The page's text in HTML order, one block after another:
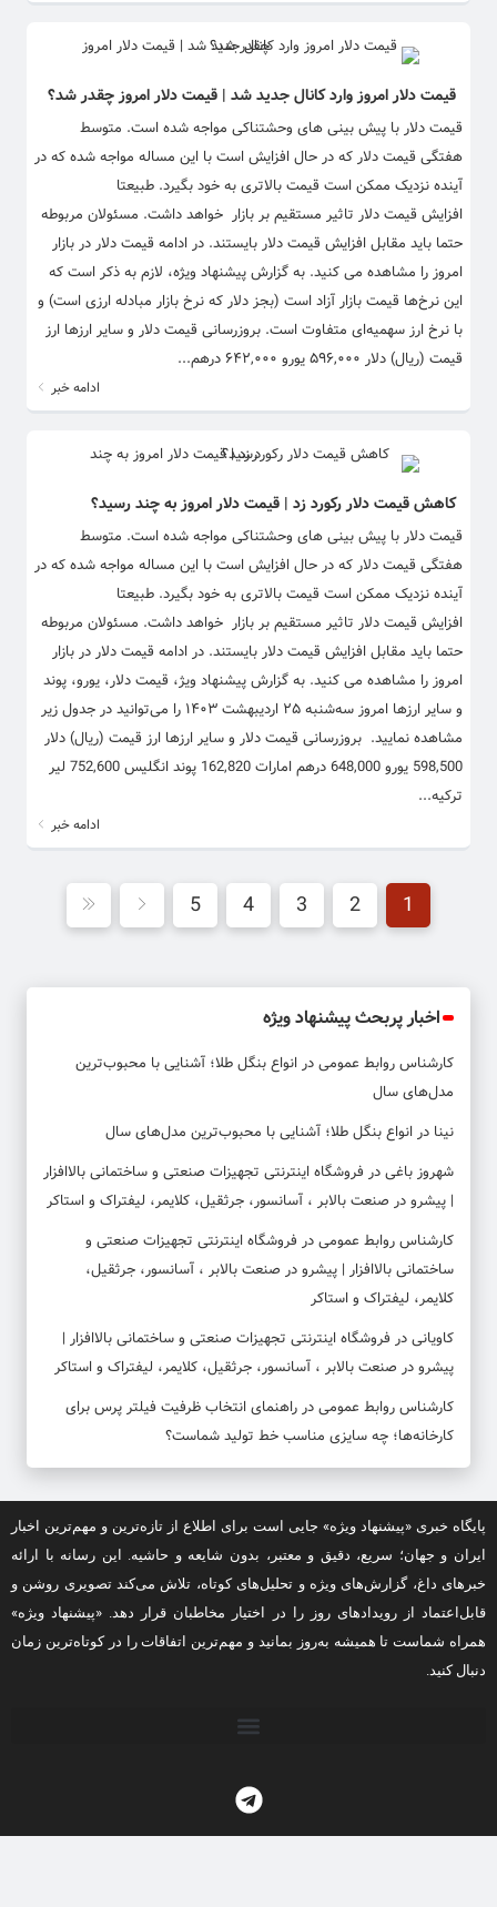
قیمت دلار امروز وارد کانال جدید شد | قیمت دلار امروز چقدر شد؟
قیمت دلار با پیش بینی های وحشتناکی مواجه شده است. متوسط
هفتگی قیمت دلار که در حال افزایش است با این مساله مواجه شده که در
آینده نزدیک ممکن است قیمت بالاتری به خود بگیرد. طبیعتا
افزایش قیمت دلار تاثیر مستقیم بر بازار خواهد داشت. مسئولان مربوطه
حتما باید مقابل افزایش قیمت دلار بایستند. در ادامه قیمت دلار در بازار
امروز را مشاهده می کنید. به گزارش پیشنهاد ویژه، لازم به ذکر است که
این نرخ‌ها قیمت بازار آزاد است (بجز دلار که نرخ بازار مبادله ارزی است) و
با نرخ ارز سهمیه‌ای متفاوت است. بروزرسانی قیمت دلار و سایر ارزها ارز
قیمت (ریال) دلار ۵۹۶,۰۰۰ یورو ۶۴۲,۰۰۰ درهم...
ادامه خبر
کاهش قیمت دلار رکورد زد | قیمت دلار امروز به چند رسید؟
قیمت دلار با پیش بینی های وحشتناکی مواجه شده است. متوسط
هفتگی قیمت دلار که در حال افزایش است با این مساله مواجه شده که در
آینده نزدیک ممکن است قیمت بالاتری به خود بگیرد. طبیعتا
افزایش قیمت دلار تاثیر مستقیم بر بازار خواهد داشت. مسئولان مربوطه
حتما باید مقابل افزایش قیمت دلار بایستند. در ادامه قیمت دلار در بازار
امروز را مشاهده می کنید. به گزارش پیشنهاد ویژ، قیمت دلار، یورو، پوند
و سایر ارز‌ها امروز سه‌شنبه ۲۵ اردیبهشت ۱۴۰۳ را می‌توانید در جدول زیر
مشاهده نمایید. بروزرسانی قیمت دلار و سایر ارزها ارز قیمت (ریال) دلار
598,500 یورو 648,000 درهم امارات 162,820 پوند انگلیس 752,600 لیر
ترکیه...
ادامه خبر
1
2
3
4
5
اخبار پربحث پیشنهاد ویژه
کارشناس روابط عمومیدر انواع بنگل طلا؛ آشنایی با محبوب‌ترین
مدل‌های سال
نینا در انواع بنگل طلا؛ آشنایی با محبوب‌ترین مدل‌های سال
شهروز باغیدر فروشگاه اینترنتی تجهیزات صنعتی و ساختمانی بالاافزار
| پیشرو در صنعت بالابر ، آسانسور، جرثقیل، کلایمر، لیفتراک و استاکر
کارشناس روابط عمومیدر فروشگاه اینترنتی تجهیزات صنعتی و
ساختمانی بالاافزار | پیشرو در صنعت بالابر ، آسانسور، جرثقیل،
کلایمر، لیفتراک و استاکر
کاویانیدر فروشگاه اینترنتی تجهیزات صنعتی و ساختمانی بالاافزار |
پیشرو در صنعت بالابر ، آسانسور، جرثقیل، کلایمر، لیفتراک و استاکر
کارشناس روابط عمومیدر راهنمای انتخاب ظرفیت فیلتر پرس برای
کارخانه‌ها؛ چه سایزی مناسب خط تولید شماست؟
پایگاه خبری «پیشنهاد ویژه» جایی است برای اطلاع از تازه‌ترین و مهم‌ترین اخبار
ایران و جهان؛ سریع، دقیق و معتبر، بدون شایعه و حاشیه. این رسانه با ارائه
خبرهای داغ، گزارش‌های ویژه و تحلیل‌های کوتاه، تلاش می‌کند تصویری روشن و
قابل‌اعتماد از رویدادهای روز را در اختیار مخاطبان قرار دهد. «پیشنهاد ویژه»
همراه شماست تا همیشه به‌روز بمانید و مهم‌ترین اتفاقات را در کوتاه‌ترین زمان
دنبال کنید.